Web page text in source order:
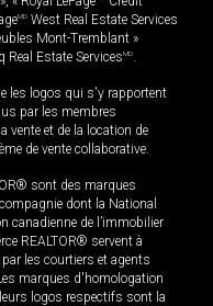
MD West Real Estate Services
Mont-Tremblant »
Estate ServicesMD.
les logos qui s'y rapportent
par les membres
vente et de la location de
de vente collaborative.
sont des marques
dont la National
canadienne de l’immobilier
REALTOR® servent à
les courtiers et agents
marques d'homologation
logos respectifs sont la